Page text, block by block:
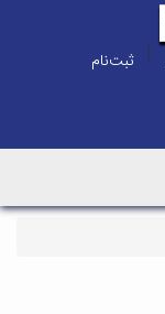
| ثبت‌نام